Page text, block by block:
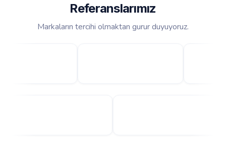
Referanslarımız
Markaların tercihi olmaktan gurur duyuyoruz.